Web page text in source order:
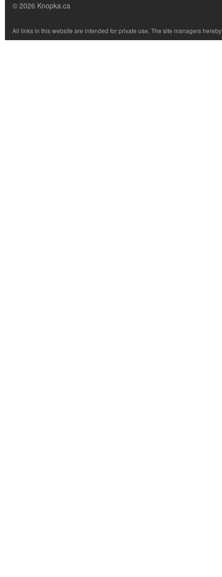
© 2026 Knopka.ca
All links in this website are intended for private use. The site managers